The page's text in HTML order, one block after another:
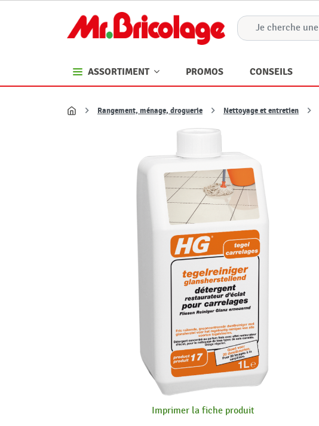
ASSORTIMENT PROMOS CONSEILS
Accueil
Rangement, ménage, droguerie Nettoyage et entretien
Imprimer la fiche produit